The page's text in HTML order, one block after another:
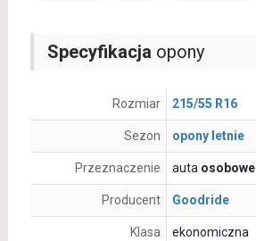
Specyfikacja opony
Rozmiar 215/55 R16
Sezon opony letnie
Przeznaczenie auta osobowe
Producent Goodride
Klasa ekonomiczna